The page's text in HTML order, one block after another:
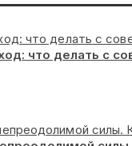
что делать с